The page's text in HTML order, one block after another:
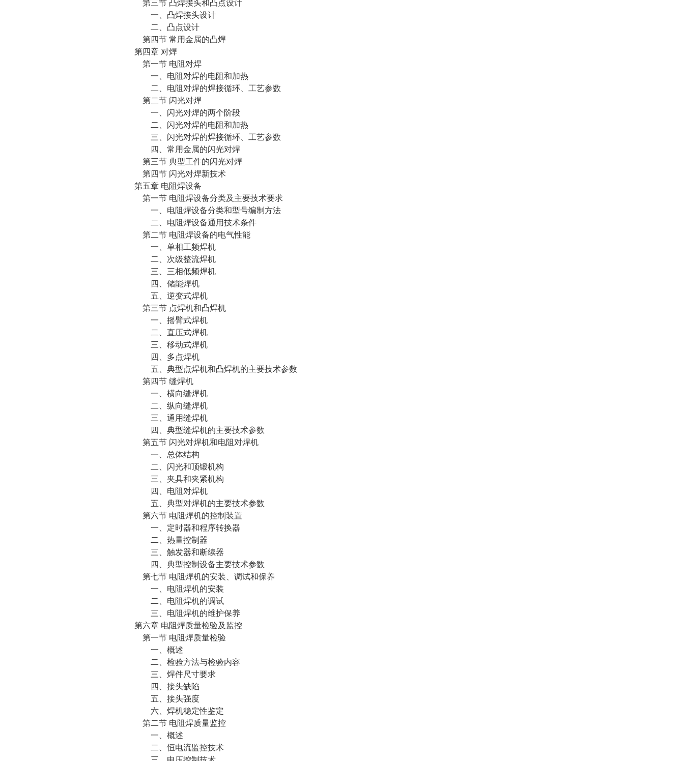
第三节 凸焊接头和凸点设计
一、凸焊接头设计
二、凸点设计
第四节 常用金属的凸焊
第四章 对焊
第一节 电阻对焊
一、电阻对焊的电阻和加热
二、电阻对焊的焊接循环、工艺参数
第二节 闪光对焊
一、闪光对焊的两个阶段
二、闪光对焊的电阻和加热
三、闪光对焊的焊接循环、工艺参数
四、常用金属的闪光对焊
第三节 典型工件的闪光对焊
第四节 闪光对焊新技术
第五章 电阻焊设备
第一节 电阻焊设备分类及主要技术要求
一、电阻焊设备分类和型号编制方法
二、电阻焊设备通用技术条件
第二节 电阻焊设备的电气性能
一、单相工频焊机
二、次级整流焊机
三、三相低频焊机
四、储能焊机
五、逆变式焊机
第三节 点焊机和凸焊机
一、摇臂式焊机
二、直压式焊机
三、移动式焊机
四、多点焊机
五、典型点焊机和凸焊机的主要技术参数
第四节 缝焊机
一、横向缝焊机
二、纵向缝焊机
三、通用缝焊机
四、典型缝焊机的主要技术参数
第五节 闪光对焊机和电阻对焊机
一、总体结构
二、闪光和顶锻机构
三、夹具和夹紧机构
四、电阻对焊机
五、典型对焊机的主要技术参数
第六节 电阻焊机的控制装置
一、定时器和程序转换器
二、热量控制器
三、触发器和断续器
四、典型控制设备主要技术参数
第七节 电阻焊机的安装、调试和保养
一、电阻焊机的安装
二、电阻焊机的调试
三、电阻焊机的维护保养
第六章 电阻焊质量检验及监控
第一节 电阻焊质量检验
一、概述
二、检验方法与检验内容
三、焊件尺寸要求
四、接头缺陷
五、接头强度
六、焊机稳定性鉴定
第二节 电阻焊质量监控
一、概述
二、恒电流监控技术